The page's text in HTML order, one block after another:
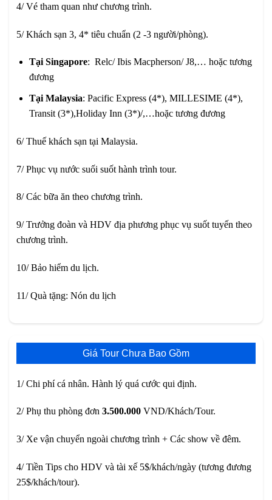
4/ Vé tham quan như chương trình.
5/ Khách sạn 3, 4* tiêu chuẩn (2 -3 người/phòng).
Tại Singapore: Relc/ Ibis Macpherson/ J8,… hoặc tương
đương
Tại Malaysia: Pacific Express (4*), MILLESIME (4*),
Transit (3*),Holiday Inn (3*)/,…hoặc tương đương
6/ Thuế khách sạn tại Malaysia.
7/ Phục vụ nước suối suốt hành trình tour.
8/ Các bữa ăn theo chương trình.
9/ Trưởng đoàn và HDV địa phương phục vụ suốt tuyến theo
chương trình.
10/ Bảo hiểm du lịch.
11/ Quà tặng: Nón du lịch
Giá Tour Chưa Bao Gồm
1/ Chi phí cá nhân. Hành lý quá cước qui định.
2/ Phụ thu phòng đơn 3.500.000 VND/Khách/Tour.
3/ Xe vận chuyển ngoài chương trình + Các show về đêm.
4/ Tiền Tips cho HDV và tài xế 5$/khách/ngày (tương đương
25$/khách/tour).